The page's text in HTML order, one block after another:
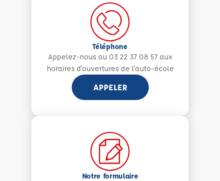
Téléphone
Appelez-nous au 03 22 37 08 57 aux
horaires d'ouvertures de l'auto-école
APPELER
Notre formulaire